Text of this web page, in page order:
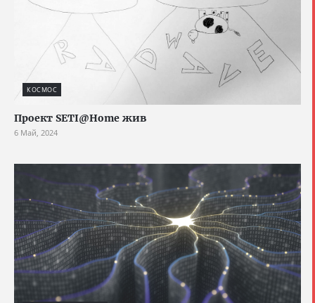
КОСМОС
Проект SETI@Home жив
6 Май, 2024